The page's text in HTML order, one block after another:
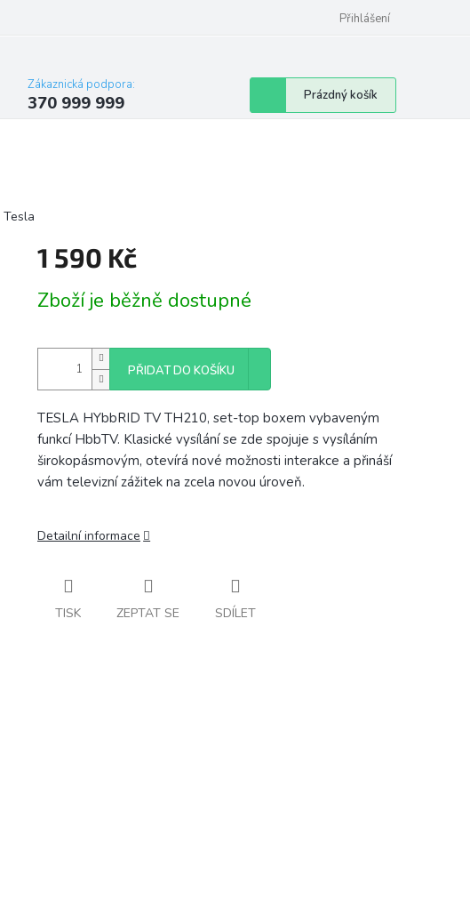
Přihlášení
Zákaznická podpora:
370 999 999
Nákupní
košík
Prázdný košík
Tesla
1 590 Kč
cena:
Zboží je běžně dostupné
PŘIDAT DO KOŠÍKU
TESLA HYbbRID TV TH210, set-top boxem vybaveným
funkcí HbbTV. Klasické vysílání se zde spojuje s vysíláním
širokopásmovým, otevírá nové možnosti interakce a přináší
vám televizní zážitek na zcela novou úroveň.
Detailní informace
TISK ZEPTAT SE SDÍLET